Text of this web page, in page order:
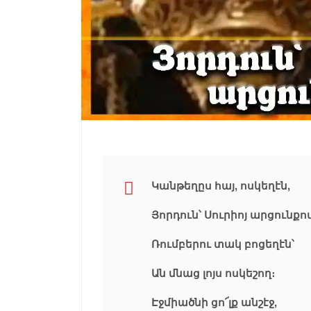
Կանթեղըս հայ, ոսկեղէն,
Յորդուն՝ Սուրիոյ
Ռումբերու տակ բոցեղէն՝
Ան մնաց լոյս ոսկեշող։
Էջմիածնի ցո՜լք անշէջ,